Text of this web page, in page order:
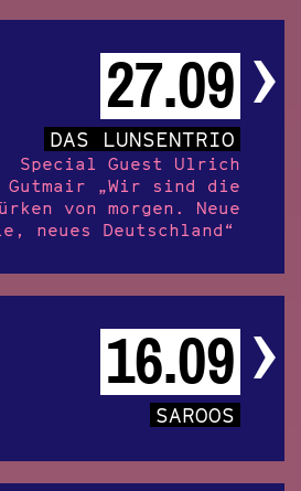
27.09
DAS LUNSENTRIO
Special Guest Ulrich
Gutmair „Wir sind die
von morgen. Neue
neues Deutschland“
16.09
SAROOS